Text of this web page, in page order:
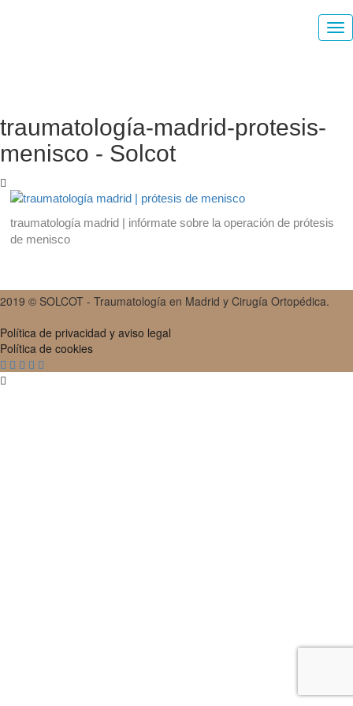
traumatología-madrid-protesis-
menisco - Solcot
traumatología madrid | infórmate sobre la operación de prótesis
de menisco
2019 © SOLCOT - Traumatología en Madrid y Cirugía Ortopédica.
Política de privacidad y aviso legal
Política de cookies